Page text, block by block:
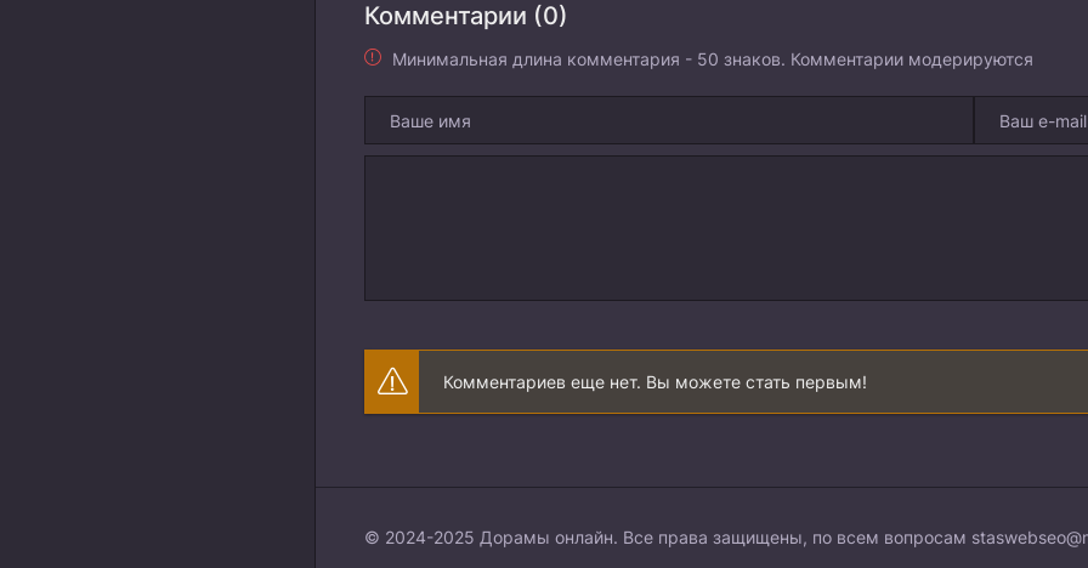
Комментарии (0)
Минимальная длина комментария - 50 знаков. Комментарии модерируются
Комментариев еще нет. Вы можете стать первым!
© 2024-2025 Дорамы онлайн. Все права защищены, по всем вопросам